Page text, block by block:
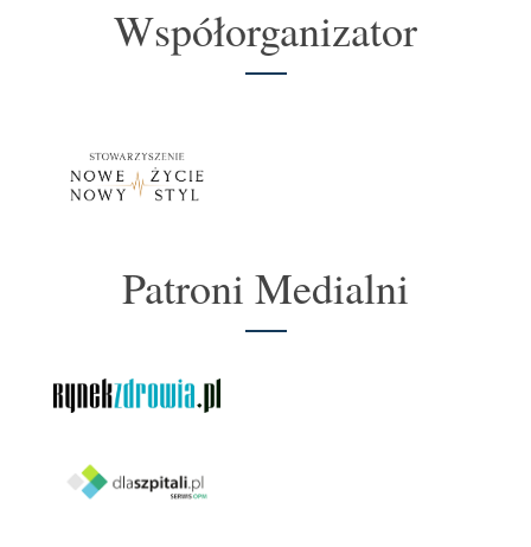
Współorganizator
Patroni Medialni